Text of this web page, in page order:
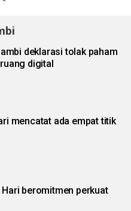
deklarasi tolak paham
digital
mencatat ada empat titik
beromitmen perkuat